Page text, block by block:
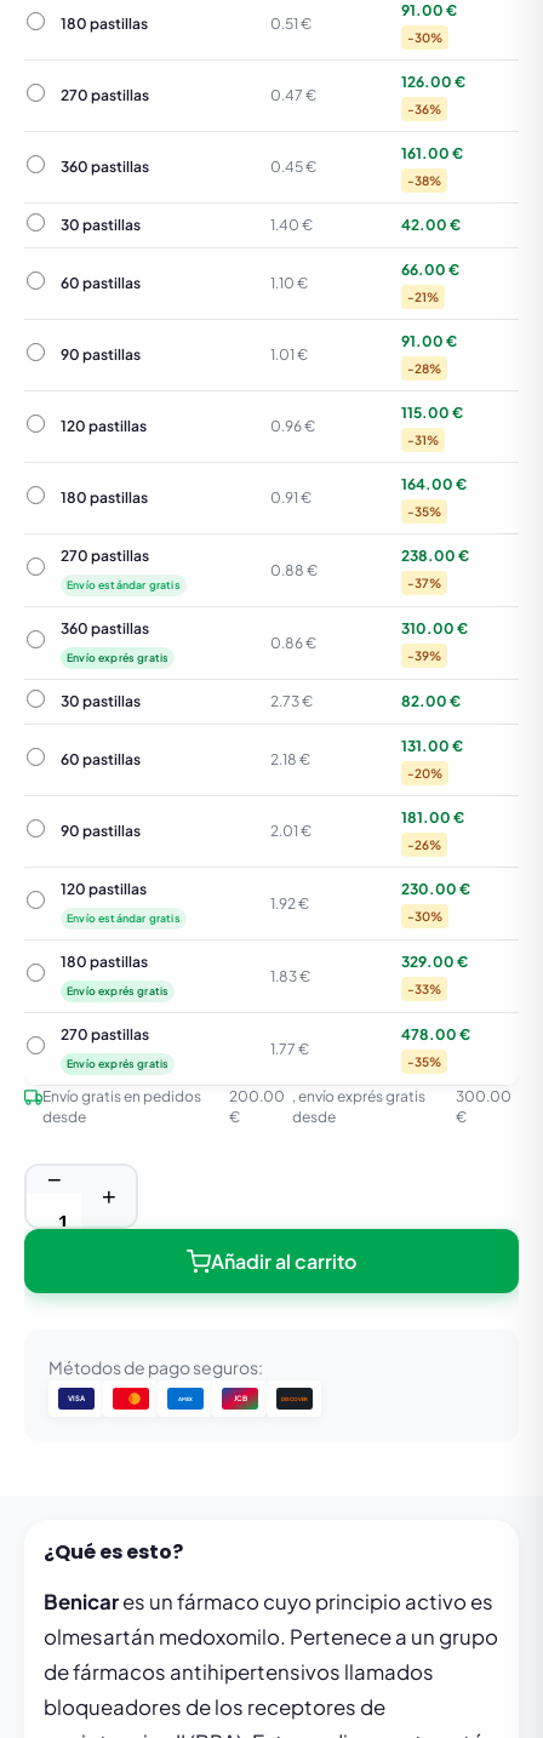
180 pastillas
180 pastillas 0.51 €
91.00 €
-30%
270 pastillas
270 pastillas 0.47 €
126.00 €
-36%
360 pastillas
360 pastillas 0.45 €
161.00 €
-38%
30 pastillas
30 pastillas 1.40 € 42.00 €
60 pastillas
60 pastillas 1.10 €
66.00 €
-21%
90 pastillas
90 pastillas 1.01 €
91.00 €
-28%
120 pastillas
120 pastillas 0.96 €
115.00 €
-31%
180 pastillas
180 pastillas 0.91 €
164.00 €
-35%
270 pastillas
270 pastillas
Envío estándar gratis
0.88 €
238.00 €
-37%
360 pastillas
360 pastillas
Envío exprés gratis
0.86 €
310.00 €
-39%
30 pastillas
30 pastillas 2.73 € 82.00 €
60 pastillas
60 pastillas 2.18 €
131.00 €
-20%
90 pastillas
90 pastillas 2.01 €
181.00 €
-26%
120 pastillas
120 pastillas
Envío estándar gratis
1.92 €
230.00 €
-30%
180 pastillas
180 pastillas
Envío exprés gratis
1.83 €
329.00 €
-33%
270 pastillas
270 pastillas
Envío exprés gratis
1.77 €
478.00 €
-35%
Envío gratis en pedidos
desde
200.00
€
, envío exprés gratis
desde
300.00
€
−
+
Añadir al carrito
Métodos de pago seguros:
VISA AMEX JCB DISCOVER
¿Qué es esto?
Benicares un fármaco cuyo principio activo es
olmesartán medoxomilo. Pertenece a un grupo
de fármacos antihipertensivos llamados
bloqueadores de los receptores de